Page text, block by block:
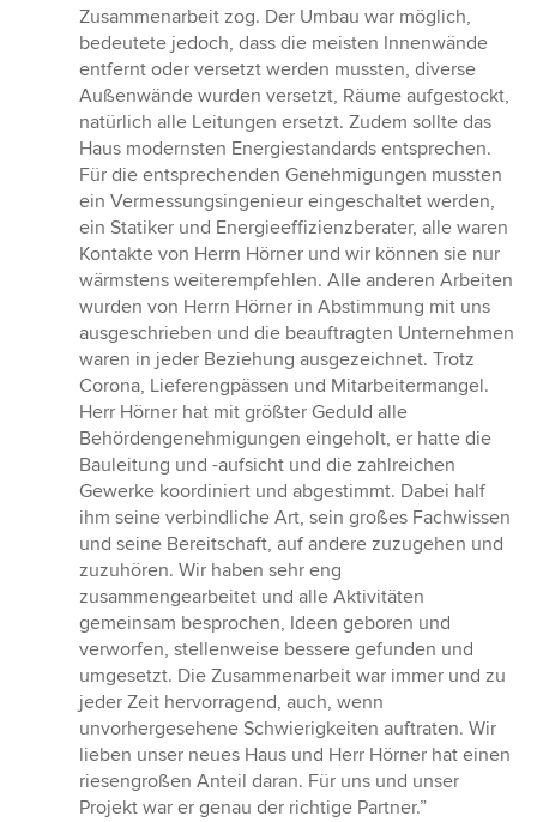
Zusammenarbeit zog. Der Umbau war möglich,
bedeutete jedoch, dass die meisten Innenwände
entfernt oder versetzt werden mussten, diverse
Außenwände wurden versetzt, Räume aufgestockt,
natürlich alle Leitungen ersetzt. Zudem sollte das
Haus modernsten Energiestandards entsprechen.
Für die entsprechenden Genehmigungen mussten
ein Vermessungsingenieur eingeschaltet werden,
ein Statiker und Energieeffizienzberater, alle waren
Kontakte von Herrn Hörner und wir können sie nur
wärmstens weiterempfehlen. Alle anderen Arbeiten
wurden von Herrn Hörner in Abstimmung mit uns
ausgeschrieben und die beauftragten Unternehmen
waren in jeder Beziehung ausgezeichnet. Trotz
Corona, Lieferengpässen und Mitarbeitermangel.
Herr Hörner hat mit größter Geduld alle
Behördengenehmigungen eingeholt, er hatte die
Bauleitung und -aufsicht und die zahlreichen
Gewerke koordiniert und abgestimmt. Dabei half
ihm seine verbindliche Art, sein großes Fachwissen
und seine Bereitschaft, auf andere zuzugehen und
zuzuhören. Wir haben sehr eng
zusammengearbeitet und alle Aktivitäten
gemeinsam besprochen, Ideen geboren und
verworfen, stellenweise bessere gefunden und
umgesetzt. Die Zusammenarbeit war immer und zu
jeder Zeit hervorragend, auch, wenn
unvorhergesehene Schwierigkeiten auftraten. Wir
lieben unser neues Haus und Herr Hörner hat einen
riesengroßen Anteil daran. Für uns und unser
Projekt war er genau der richtige Partner.”